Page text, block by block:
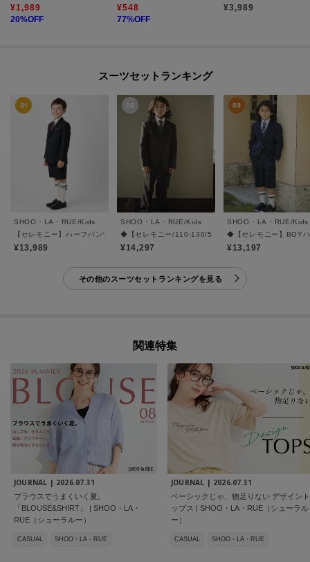
¥1,989
20%OFF
¥548
77%OFF
¥3,989
スーツセットランキング
SHOO・LA・RUE/Kids
【セレモニー】ハーフパンツスーツセット
¥13,989
SHOO・LA・RUE/Kids
◆【セレモニー/110-130/5点セット】BOY フルレング
¥14,297
SHOO・LA・RUE/Kids
◆【セレモニー】BOY
¥13,197
その他のスーツセットランキングを見る
関連特集
JOURNAL | 2026.07.31
ブラウスでうまくいく夏。
「BLOUSE&SHIRT」 | SHOO・LA・
RUE（シューラルー）
CASUAL SHOO・LA・RUE
JOURNAL | 2026.07.31
ベーシックじゃ、物足りない デザイント
ップス | SHOO・LA・RUE（シューラル
ー）
CASUAL SHOO・LA・RUE